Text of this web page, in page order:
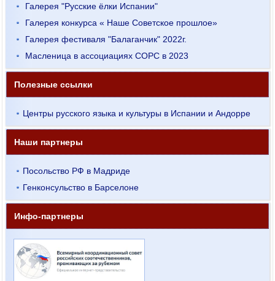
Галерея "Русские ёлки Испании"
Галерея конкурса « Наше Советское прошлое»
Галерея фестиваля "Балаганчик" 2022г.
Масленица в ассоциациях СОРС в 2023
Полезные ссылки
Центры русского языка и культуры в Испании и Андорре
Наши партнеры
Посольство РФ в Мадриде
Генконсульство в Барселоне
Инфо-партнеры